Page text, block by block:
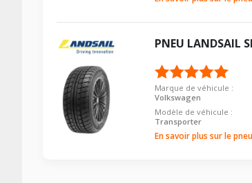
PNEU LANDSAIL
Marque de véhicule :
Volkswagen
Modèle de véhicule :
Transporter
En savoir plus sur le pneu